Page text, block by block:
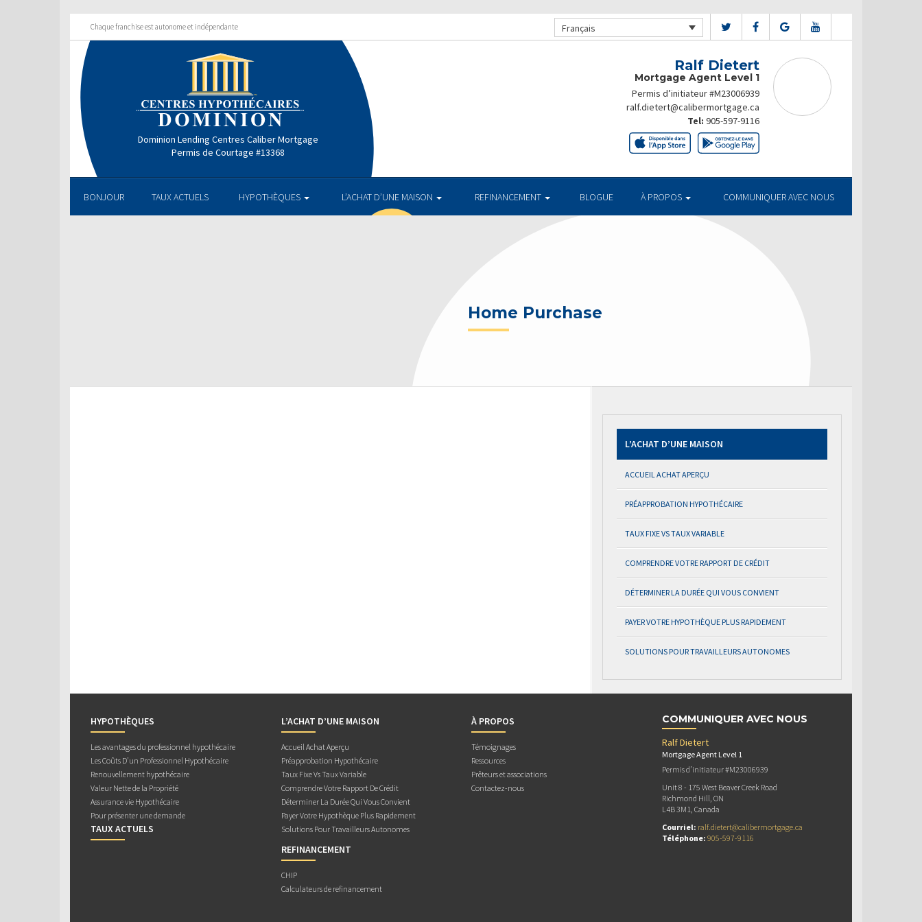
Chaque franchise est autonome et indépendante Français
Dominion Lending Centres Caliber Mortgage
Permis de Courtage #13368
Ralf Dietert
Mortgage Agent Level 1
Permis d’initiateur #M23006939
ralf.dietert@calibermortgage.ca
Tel: 905-597-9116
BONJOUR TAUX ACTUELS HYPOTHÈQUES L’ACHAT D’UNE MAISON REFINANCEMENT BLOGUE À PROPOS COMMUNIQUER AVEC NOUS
Home Purchase
L’ACHAT D’UNE MAISON
ACCUEIL ACHAT APERÇU
PRÉAPPROBATION HYPOTHÉCAIRE
TAUX FIXE VS TAUX VARIABLE
COMPRENDRE VOTRE RAPPORT DE CRÉDIT
DÉTERMINER LA DURÉE QUI VOUS CONVIENT
PAYER VOTRE HYPOTHÈQUE PLUS RAPIDEMENT
SOLUTIONS POUR TRAVAILLEURS AUTONOMES
HYPOTHÈQUES
Les avantages du professionnel hypothécaire
Les Coûts D’un Professionnel Hypothécaire
Renouvellement hypothécaire
Valeur Nette de la Propriété
Assurance vie Hypothécaire
Pour présenter une demande
TAUX ACTUELS
L’ACHAT D’UNE MAISON
Accueil Achat Aperçu
Préapprobation Hypothécaire
Taux Fixe Vs Taux Variable
Comprendre Votre Rapport De Crédit
Déterminer La Durée Qui Vous Convient
Payer Votre Hypothèque Plus Rapidement
Solutions Pour Travailleurs Autonomes
REFINANCEMENT
CHIP
Calculateurs de refinancement
À PROPOS
Témoignages
Ressources
Prêteurs et associations
Contactez-nous
COMMUNIQUER AVEC NOUS
Ralf Dietert
Mortgage Agent Level 1
Permis d’initiateur #M23006939
Unit 8 - 175 West Beaver Creek Road
Richmond Hill, ON
L4B 3M1, Canada
Courriel: ralf.dietert@calibermortgage.ca
Téléphone: 905-597-9116